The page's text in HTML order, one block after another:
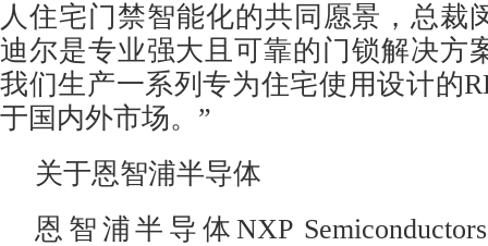
人住宅门禁智能化的共同愿景，总裁
迪尔是专业强大且可靠的门锁解决方
我们生产一系列专为住宅使用设计的
于国内外市场。”
关于恩智浦半导体
恩智浦半导体NXP